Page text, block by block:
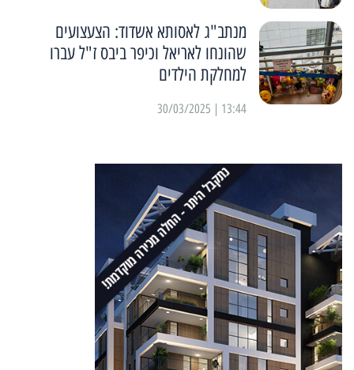
מנתב"ג לאסותא אשדוד: הצעצועים
שהונחו לאריאל וכיפר ביבס ז"ל עברו
למחלקת הילדים
13:44 | 30/03/2025